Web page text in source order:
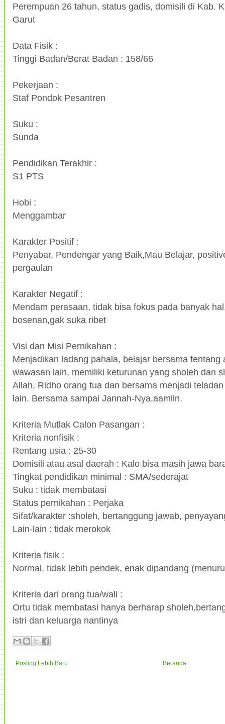
Perempuan 26 tahun, status gadis, domisili di Kab.
Garut
Data Fisik :
Tinggi Badan/Berat Badan : 158/66
Pekerjaan :
Staf Pondok Pesantren
Suku :
Sunda
Pendidikan Terakhir :
S1 PTS
Hobi :
Menggambar
Karakter Positif :
Penyabar, Pendengar yang Baik,Mau Belajar,
pergaulan
Karakter Negatif :
Mendam perasaan, tidak bisa fokus pada banyak
bosenan,gak suka ribet
Visi dan Misi Pernikahan :
Menjadikan ladang pahala, belajar bersama tentang
wawasan lain, memiliki keturunan yang sholeh dan
Allah, Ridho orang tua dan bersama menjadi
lain. Bersama sampai Jannah-Nya.aamiin.
Kriteria Mutlak Calon Pasangan :
Kriteria nonfisik :
Rentang usia : 25-30
Domisili atau asal daerah : Kalo bisa masih jawa
Tingkat pendidikan minimal : SMA/sederajat
Suku : tidak membatasi
Status pernikahan : Perjaka
Sifat/karakter :sholeh, bertanggung jawab,
Lain-lain : tidak merokok
Kriteria fisik :
Normal, tidak lebih pendek, enak dipandang
Kriteria dari orang tua/wali :
Ortu tidak membatasi hanya berharap
istri dan keluarga nantinya
Posting Lebih Baru Beranda